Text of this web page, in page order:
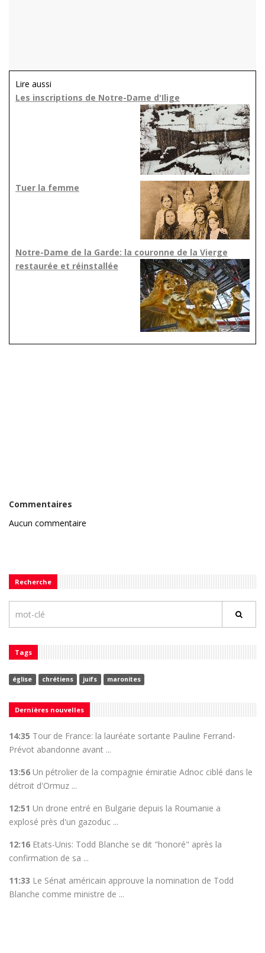
Lire aussi
Les inscriptions de Notre-Dame d'Ilige
Tuer la femme
Notre-Dame de la Garde: la couronne de la Vierge
restaurée et réinstallée
Commentaires
Aucun commentaire
Recherche
Tags
église chrétiens juifs maronites
Dernières nouvelles
14:35 Tour de France: la lauréate sortante Pauline Ferrand-
Prévot abandonne avant ...
13:56 Un pétrolier de la compagnie émiratie Adnoc ciblé dans le
détroit d'Ormuz ...
12:51 Un drone entré en Bulgarie depuis la Roumanie a
explosé près d'un gazoduc ...
12:16 Etats-Unis: Todd Blanche se dit "honoré" après la
confirmation de sa ...
11:33 Le Sénat américain approuve la nomination de Todd
Blanche comme ministre de ...